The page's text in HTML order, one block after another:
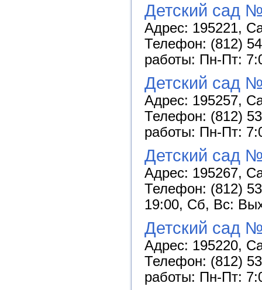
Детский сад
Адрес: 195221,
Телефон: (812)
работы: Пн-Пт:
Детский сад
Адрес: 195257,
Телефон: (812)
работы: Пн-Пт:
Детский сад
Адрес: 195267,
Телефон: (812)
19:00, Сб, Вс:
Детский сад
Адрес: 195220,
Телефон: (812)
работы: Пн-Пт: